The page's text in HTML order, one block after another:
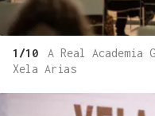
1/10
A Real Academia
Xela Arias